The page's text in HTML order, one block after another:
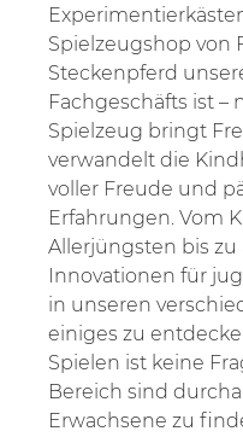
Spielzeugshop von
Steckenpferd
Fachgeschäfts ist –
Spielzeug bringt
verwandelt die
voller Freude und
Erfahrungen. Vom
Allerjüngsten bis
Innovationen für
in unseren
einiges zu
Spielen ist keine
Bereich sind
Erwachsene zu